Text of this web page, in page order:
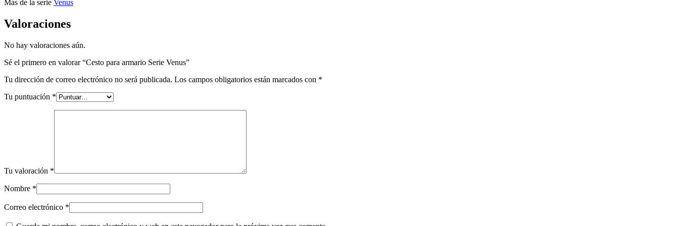
Más de la serie Venus
Valoraciones
No hay valoraciones aún.
Sé el primero en valorar “Cesto para armario Serie Venus”
Tu dirección de correo electrónico no será publicada. Los campos obligatorios están marcados con *
Tu puntuación *
Tu valoración *
Nombre *
Correo electrónico *